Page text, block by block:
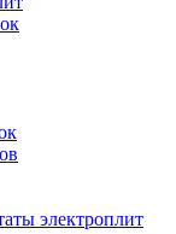
электроплит